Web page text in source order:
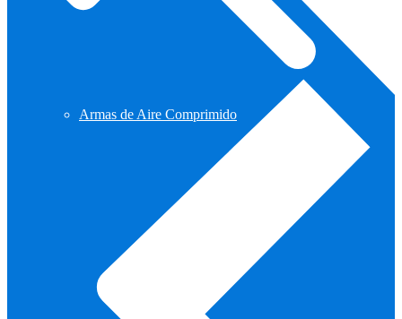
Armas de Aire Comprimido